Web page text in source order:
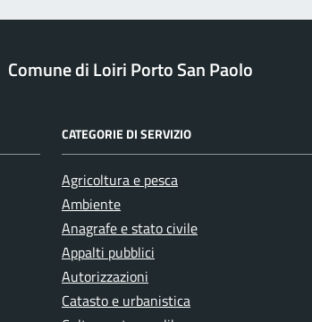
Comune di Loiri Porto San Paolo
CATEGORIE DI SERVIZIO
Agricoltura e pesca
Ambiente
Anagrafe e stato civile
Appalti pubblici
Autorizzazioni
Catasto e urbanistica